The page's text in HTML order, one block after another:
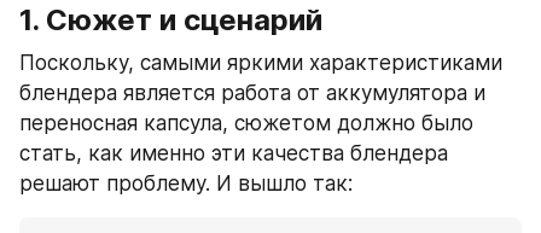
1. Сюжет и сценарий
Поскольку, самыми яркими характеристиками
блендера является работа от аккумулятора и
переносная капсула, сюжетом должно было
стать, как именно эти качества блендера
решают проблему. И вышло так: